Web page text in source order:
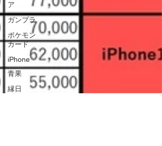
ア
ガンプラ
ポケモン
カード
iPhone
青果
縁日